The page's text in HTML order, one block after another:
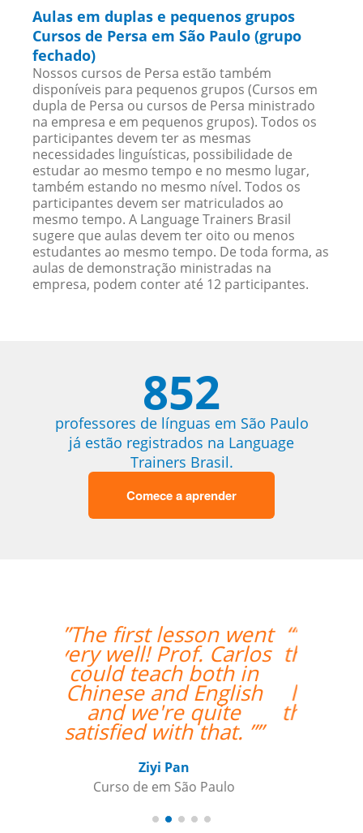
Aulas em duplas e pequenos grupos
Cursos de Persa em São Paulo (grupo
fechado)
Nossos cursos de Persa estão também
disponíveis para pequenos grupos (Cursos em
dupla de Persa ou cursos de Persa ministrado
na empresa e em pequenos grupos). Todos os
participantes devem ter as mesmas
necessidades linguísticas, possibilidade de
estudar ao mesmo tempo e no mesmo lugar,
também estando no mesmo nível. Todos os
participantes devem ser matriculados ao
mesmo tempo. A Language Trainers Brasil
sugere que aulas devem ter oito ou menos
estudantes ao mesmo tempo. De toda forma, as
aulas de demonstração ministradas na
empresa, podem conter até 12 participantes.
852
professores de línguas em São Paulo
já estão registrados na Language
Trainers Brasil.
Comece a aprender
“”Amazing how quickly
the two weeks went by
and tomorrow is my
last day with Milena. I
thoroughly enjoyed my
classes and would
anytime. ””
Curso de Português em Manaus